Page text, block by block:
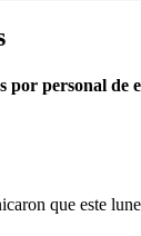
por personal de
que este